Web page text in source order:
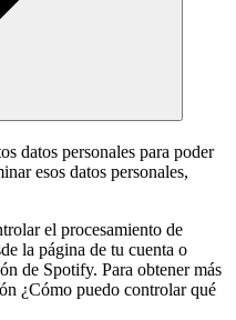
datos personales para poder
esos datos personales,
el procesamiento de
la página de tu cuenta o
de Spotify. Para obtener más
¿Cómo puedo controlar qué